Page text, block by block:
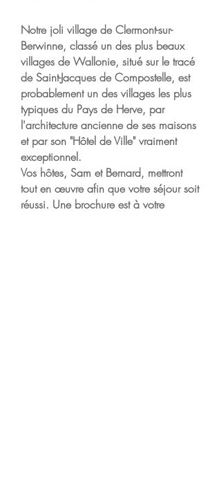
Notre joli village de Clermont-sur-
Berwinne, classé un des plus beaux
villages de Wallonie, situé sur le tracé
de Saint-Jacques de Compostelle, est
probablement un des villages les plus
typiques du Pays de Herve, par
l'architecture ancienne de ses maisons
et par son "Hôtel de Ville" vraiment
exceptionnel.
Vos hôtes, Sam et Bernard, mettront
tout en œuvre afin que votre séjour soit
réussi. Une brochure est à votre